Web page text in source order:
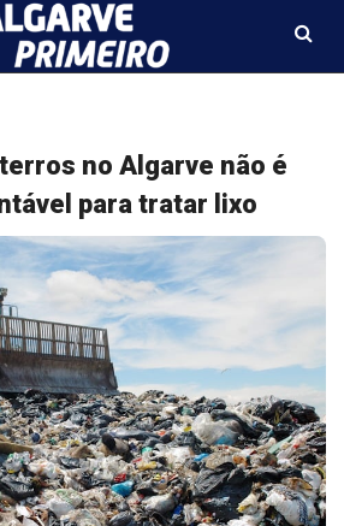
no Algarve não é
para tratar lixo